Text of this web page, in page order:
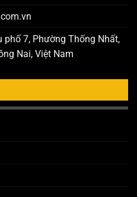
7, Phường Thống Nhất,
Nai, Việt Nam